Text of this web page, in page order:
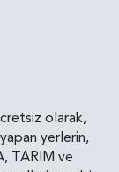
olarak,
yerlerin,
TARIM ve